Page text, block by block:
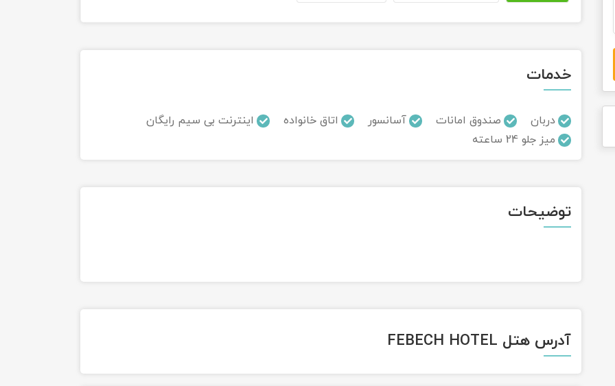
خدمات
دربان صندوق امانات آسانسور اتاق خانواده
اینترنت بی سیم رایگان
میز جلو 24 ساعته
توضیحات
آدرس هتل FEBECH HOTEL